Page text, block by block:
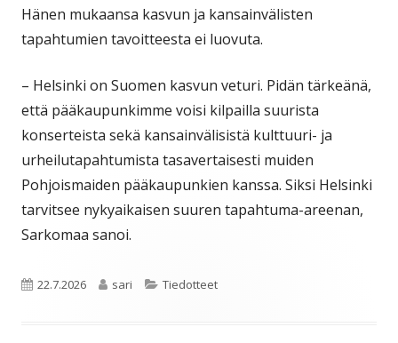
Hänen mukaansa kasvun ja kansainvälisten
tapahtumien tavoitteesta ei luovuta.
– Helsinki on Suomen kasvun veturi. Pidän tärkeänä,
että pääkaupunkimme voisi kilpailla suurista
konserteista sekä kansainvälisistä kulttuuri- ja
urheilutapahtumista tasavertaisesti muiden
Pohjoismaiden pääkaupunkien kanssa. Siksi Helsinki
tarvitsee nykyaikaisen suuren tapahtuma-areenan,
Sarkomaa sanoi.
Julkaistu
22.7.2026 Kirjoittaja
sari Kategoriat
Tiedotteet